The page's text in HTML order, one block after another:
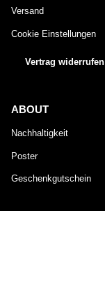
Versand
Cookie Einstellungen
Vertrag widerrufen
ABOUT
Nachhaltigkeit
Poster
Geschenkgutschein